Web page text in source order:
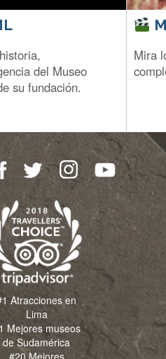
del Museo
su fundación.
Mira
Atracciones en
Lima
Mejores museos
de Sudamérica
#20 Mejores